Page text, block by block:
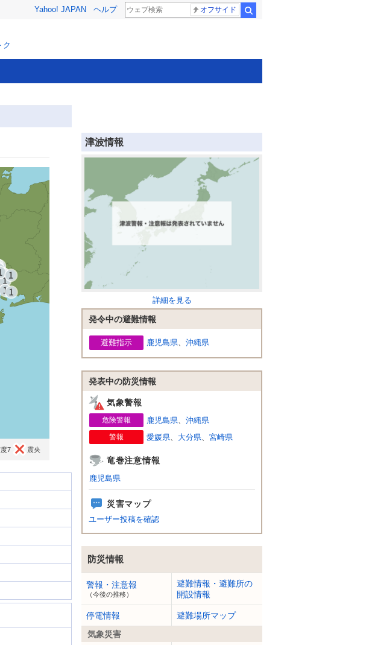
Yahoo! JAPAN ヘルプ オフサイド
ク
7 震央
津波情報
詳細を見る
発令中の避難情報
避難指示 鹿児島県、 沖縄県
発表中の防災情報
気象警報
危険警報 鹿児島県、 沖縄県
警報 愛媛県、 大分県、 宮崎県
竜巻注意情報
鹿児島県
災害マップ
ユーザー投稿を確認
防災情報
警報・注意報
（今後の推移）
避難情報・避難所の
開設情報
停電情報
避難場所マップ
気象災害